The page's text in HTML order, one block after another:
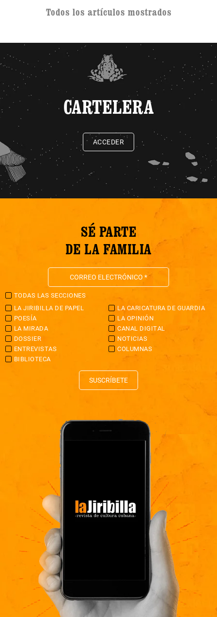
Todos los artículos mostrados
CARTELERA
ACCEDER
SÉ PARTE
DE LA FAMILIA
TODAS LAS SECCIONES
LA JIRIBILLA DE PAPEL
LA CARICATURA DE GUARDIA
POESÍA
LA OPINIÓN
LA MIRADA
CANAL DIGITAL
DOSSIER
NOTICIAS
ENTREVISTAS
COLUMNAS
BIBLIOTECA
SUSCRÍBETE